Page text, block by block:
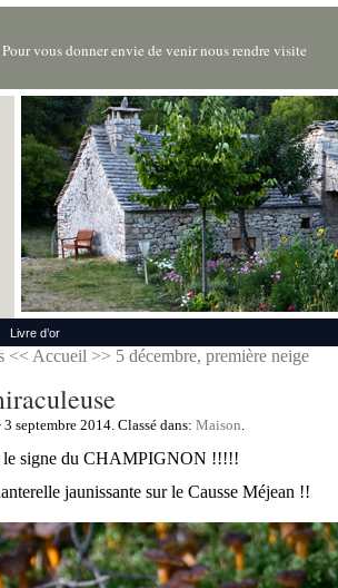
Pour vous donner envie de venir nous rendre visite
Livre d’or
<< Accueil >> 5 décembre, première neige
septembre 2014. Classé dans: Maison.
le signe du CHAMPIGNON !!!!!
jaunissante sur le Causse Méjean !!